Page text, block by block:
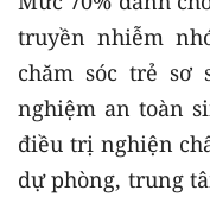
truyền nhiễm
chăm sóc trẻ sơ
nghiệm an toàn
điều trị nghiện
dự phòng, trung